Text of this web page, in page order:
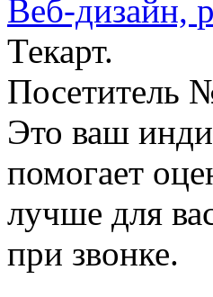
Веб-дизайн,
Текарт.
Посетитель
Это ваш
помогает
лучше для
при звонке.